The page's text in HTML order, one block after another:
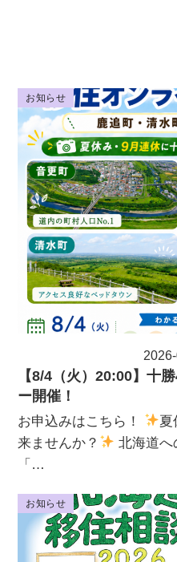
お知らせ
【8/4（火）20:00】十
ー開催！
お申込みはこちら！
夏
来ませんか？
北海道へ
「…
投稿
お知らせ